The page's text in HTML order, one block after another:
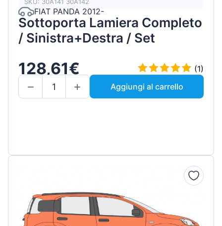
FIAT PANDA 2012-
Sottoporta Lamiera Completo
/ Sinistra+Destra / Set
128,61€
(1)
Aggiungi al carrello